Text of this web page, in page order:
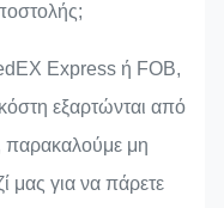
Express ή FOB,
εξαρτώνται από
παρακαλούμε μη
μας για να πάρετε